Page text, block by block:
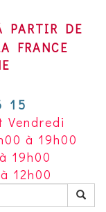
PARTIR DE
FRANCE
15
à 19h00
19h00
12h00